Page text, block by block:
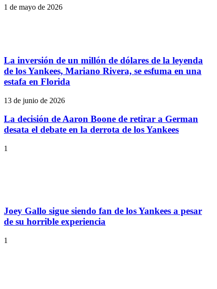
1 de mayo de 2026
La inversión de un millón de dólares de la leyenda
de los Yankees, Mariano Rivera, se esfuma en una
estafa en Florida
13 de junio de 2026
La decisión de Aaron Boone de retirar a German
desata el debate en la derrota de los Yankees
1
Joey Gallo sigue siendo fan de los Yankees a pesar
de su horrible experiencia
1